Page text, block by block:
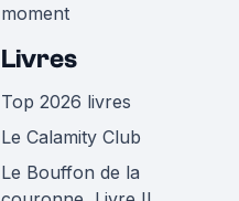
moment
Livres
Top 2026 livres
Le Calamity Club
Le Bouffon de la